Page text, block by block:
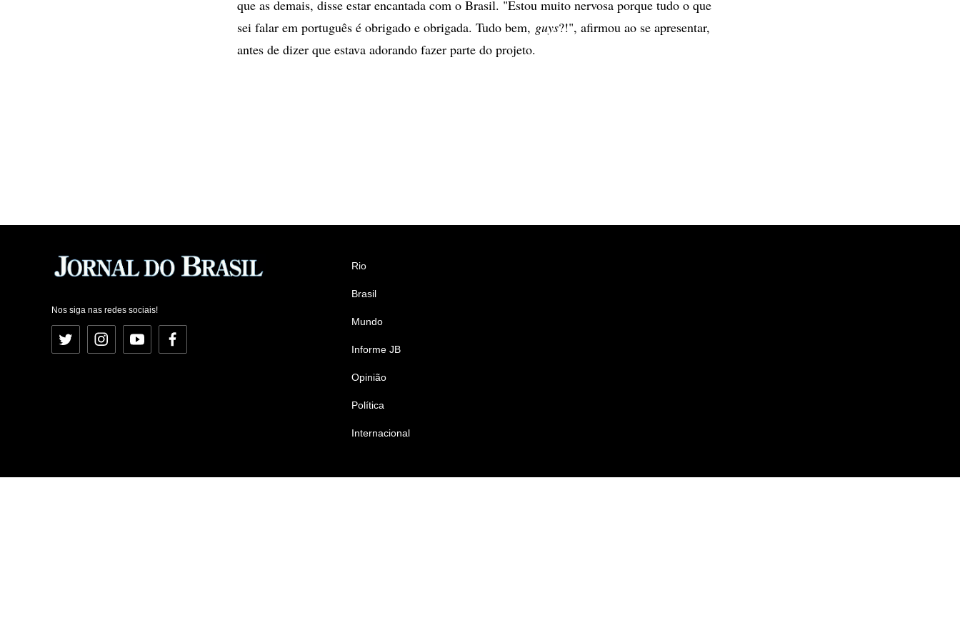
que as demais, disse estar encantada com o Brasil. "Estou muito nervosa porque tudo o que
sei falar em português é obrigado e obrigada. Tudo bem, guys?!", afirmou ao se apresentar,
antes de dizer que estava adorando fazer parte do projeto.
Nos siga nas redes sociais!
Twitter InstagramYouTubeFacebook
Rio
Brasil
Mundo
Informe JB
Opinião
Política
Internacional